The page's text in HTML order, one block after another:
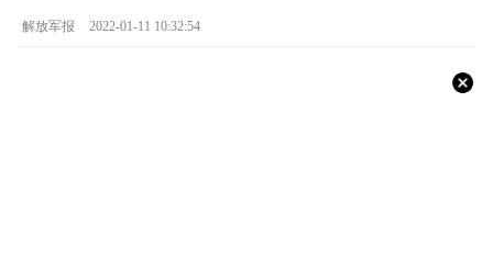
解放军报 2022-01-11 10:32:54